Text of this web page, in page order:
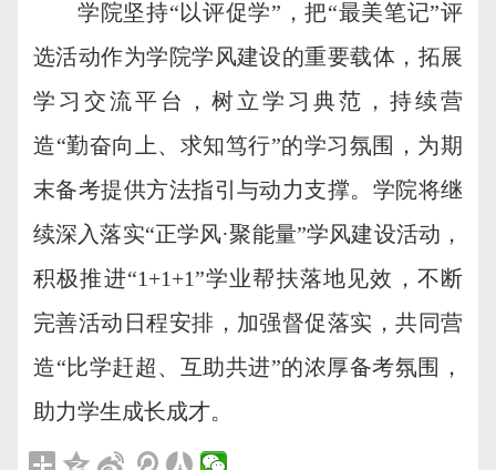
学院坚持“以评促学”，把“最美笔记”评
选活动作为学院学风建设的重要载体，拓展
学习交流平台，树立学习典范，持续营
造“勤奋向上、求知笃行”的学习氛围，为期
末备考提供方法指引与动力支撑。学院将继
续深入落实“正学风·聚能量”学风建设活动，
积极推进“1+1+1”学业帮扶落地见效，不断
完善活动日程安排，加强督促落实，共同营
造“比学赶超、互助共进”的浓厚备考氛围，
助力学生成长成才。